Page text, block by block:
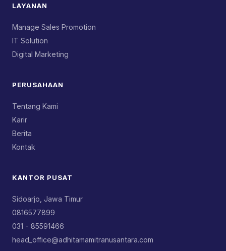
LAYANAN
Manage Sales Promotion
IT Solution
Digital Marketing
PERUSAHAAN
Tentang Kami
Karir
Berita
Kontak
KANTOR PUSAT
Sidoarjo, Jawa Timur
0816577899
031 - 85591466
head_office@adhitamamitranusantara.com